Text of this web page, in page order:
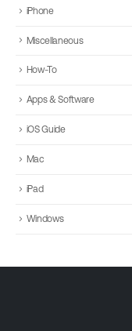
iPhone
Miscellaneous
How-To
Apps & Software
iOS Guide
Mac
iPad
Windows